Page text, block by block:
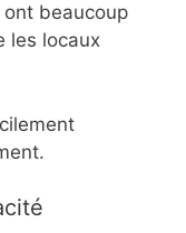
beaucoup
les locaux